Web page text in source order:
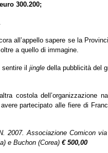
euro 300.200;
all’appello sapere se la
a quello di immagine.
sentire iljingle della pubblicità del
costola dell’organizzazione
partecipato alle fiere di
2007.Associazione Comicon
e Buchon (Corea) € 500,00